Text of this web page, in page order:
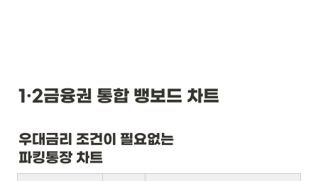
1·2금융권 통합 뱅보드 차트
우대금리 조건이 필요없는
파킹통장 차트